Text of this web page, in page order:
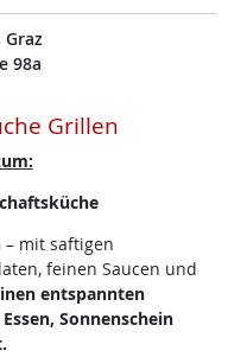
98a
Grillen
– mit saftigen
feinen Saucen und
entspannten
Sonnenschein